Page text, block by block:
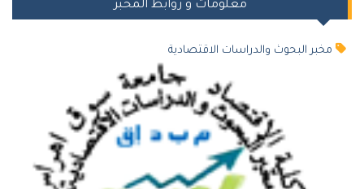
معلومات و روابط المخبر
مخبر البحوث والدراسات الاقتصادية